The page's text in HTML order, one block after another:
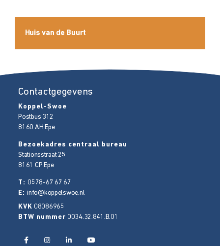
Huis van de Buurt
Contactgegevens
Koppel-Swoe
Postbus 312
8160 AH Epe
Bezoekadres centraal bureau
Stationsstraat 25
8161 CP Epe
T: 0578-67 67 67
E:info@koppelswoe.nl
KVK 08086965
BTW nummer 0034.32.841.B.01